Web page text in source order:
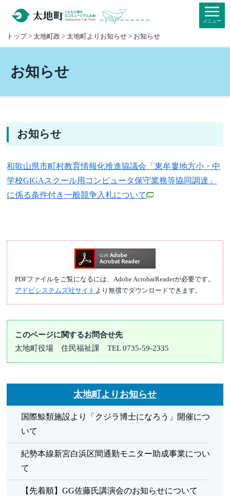
移
メニュー
トップ>太地町政 >太地町よりお知らせ > お知らせ
お知らせ
お知らせ
和歌山県市町村教育情報化推進協議会「東牟婁地方小・中
学校GIGAスクール用コンピュータ保守業務等協同調達」
に係る条件付き一般競争入札について
PDFファイルをご覧になるには、Adobe AcrobatReaderが必要です。
アドビシステムズ社サイト より無償でダウンロードできます。
このページに関するお問合せ先
太地町役場
住民福祉課 TEL 0735-59-2335
太地町よりお知らせ
国際鯨類施設より「クジラ博士になろう」開催につ
いて
紀勢本線新宮白浜区間通勤モニター助成事業につい
て
【先着順】GG佐藤氏講演会のお知らせについて